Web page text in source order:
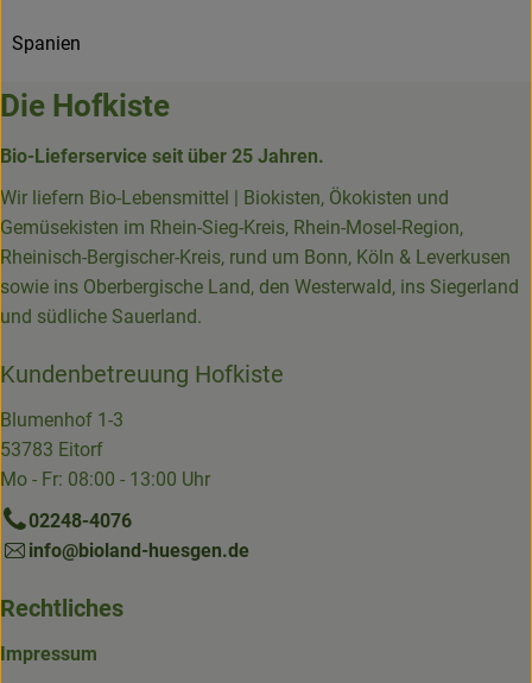
Spanien
Die Hofkiste
Bio-Lieferservice seit über 25 Jahren.
Wir liefern Bio-Lebensmittel | Biokisten, Ökokisten und
Gemüsekisten im Rhein-Sieg-Kreis, Rhein-Mosel-Region,
Rheinisch-Bergischer-Kreis, rund um Bonn, Köln & Leverkusen
sowie ins Oberbergische Land, den Westerwald, ins Siegerland
und südliche Sauerland.
Kundenbetreuung Hofkiste
Blumenhof 1-3
53783 Eitorf
Mo - Fr: 08:00 - 13:00 Uhr
02248-4076
info@bioland-huesgen.de
Rechtliches
Impressum